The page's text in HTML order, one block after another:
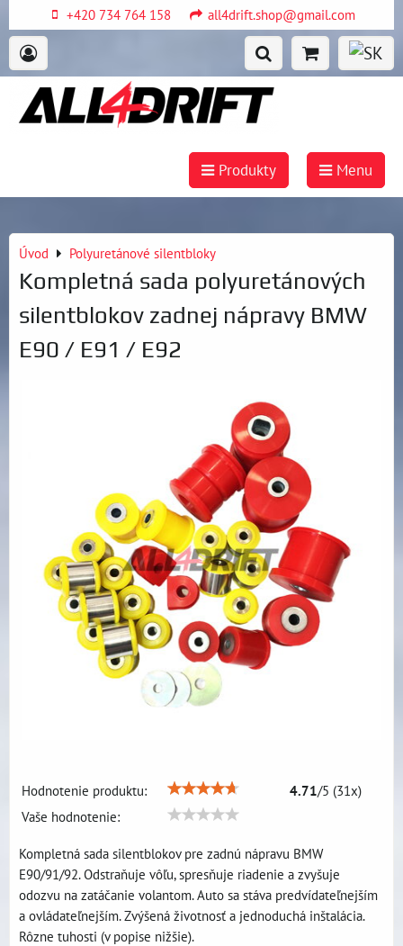
+420 734 764 158 all4drift.shop@gmail.com
Produkty Menu
Úvod Polyuretánové silentbloky
Kompletná sada polyuretánových
silentblokov zadnej nápravy BMW
E90 / E91 / E92
Hodnotenie produktu: 4.71/5 (31x)
Vaše hodnotenie:
Kompletná sada silentblokov pre zadnú nápravu BMW
E90/91/92. Odstraňuje vôľu, spresňuje riadenie a zvyšuje
odozvu na zatáčanie volantom. Auto sa stáva predvídateľnejším
a ovládateľnejším. Zvýšená životnosť a jednoduchá inštalácia.
Rôzne tuhosti (v popise nižšie).